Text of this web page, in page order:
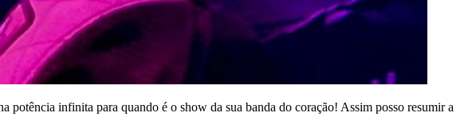
infinita para quando é o show da sua banda do coração! Assim posso resumir a